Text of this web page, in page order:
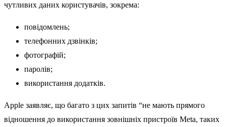
чутливих даних користувачів, зокрема:
повідомлень;
телефонних дзвінків;
фотографій;
паролів;
використання додатків.
Apple заявляє, що багато з цих запитів “не мають прямого
відношення до використання зовнішніх пристроїв Meta, таких